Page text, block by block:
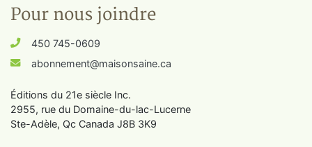
Pour nous joindre
450 745-0609
abonnement@maisonsaine.ca
Éditions du 21e siècle Inc.
2955, rue du Domaine-du-lac-Lucerne
Ste-Adèle, Qc Canada J8B 3K9